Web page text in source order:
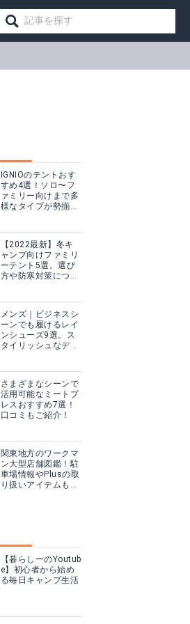
IGNIOのテントおす
すめ4選！ソロ〜フ
ァミリー向けまで多
様なタイプが勢揃
【2022最新】冬キ
ャンプ向けファミリ
ーテント5選。選び
方や防寒対策につい
メンズ｜ビジネスシ
ーンでも履けるレイ
ンシューズ9選。ス
タイリッシュなデザ
さまざまなシーンで
活用可能なミートプ
レスおすすめ7選！
口コミもご紹介！
関東地方のワークマ
ン大型店舗図鑑！駐
車場情報やPlusの取
り扱いアイテムも紹
【暮らしーのYoutub
e】初心者から始め
る毎日キャンプ生活